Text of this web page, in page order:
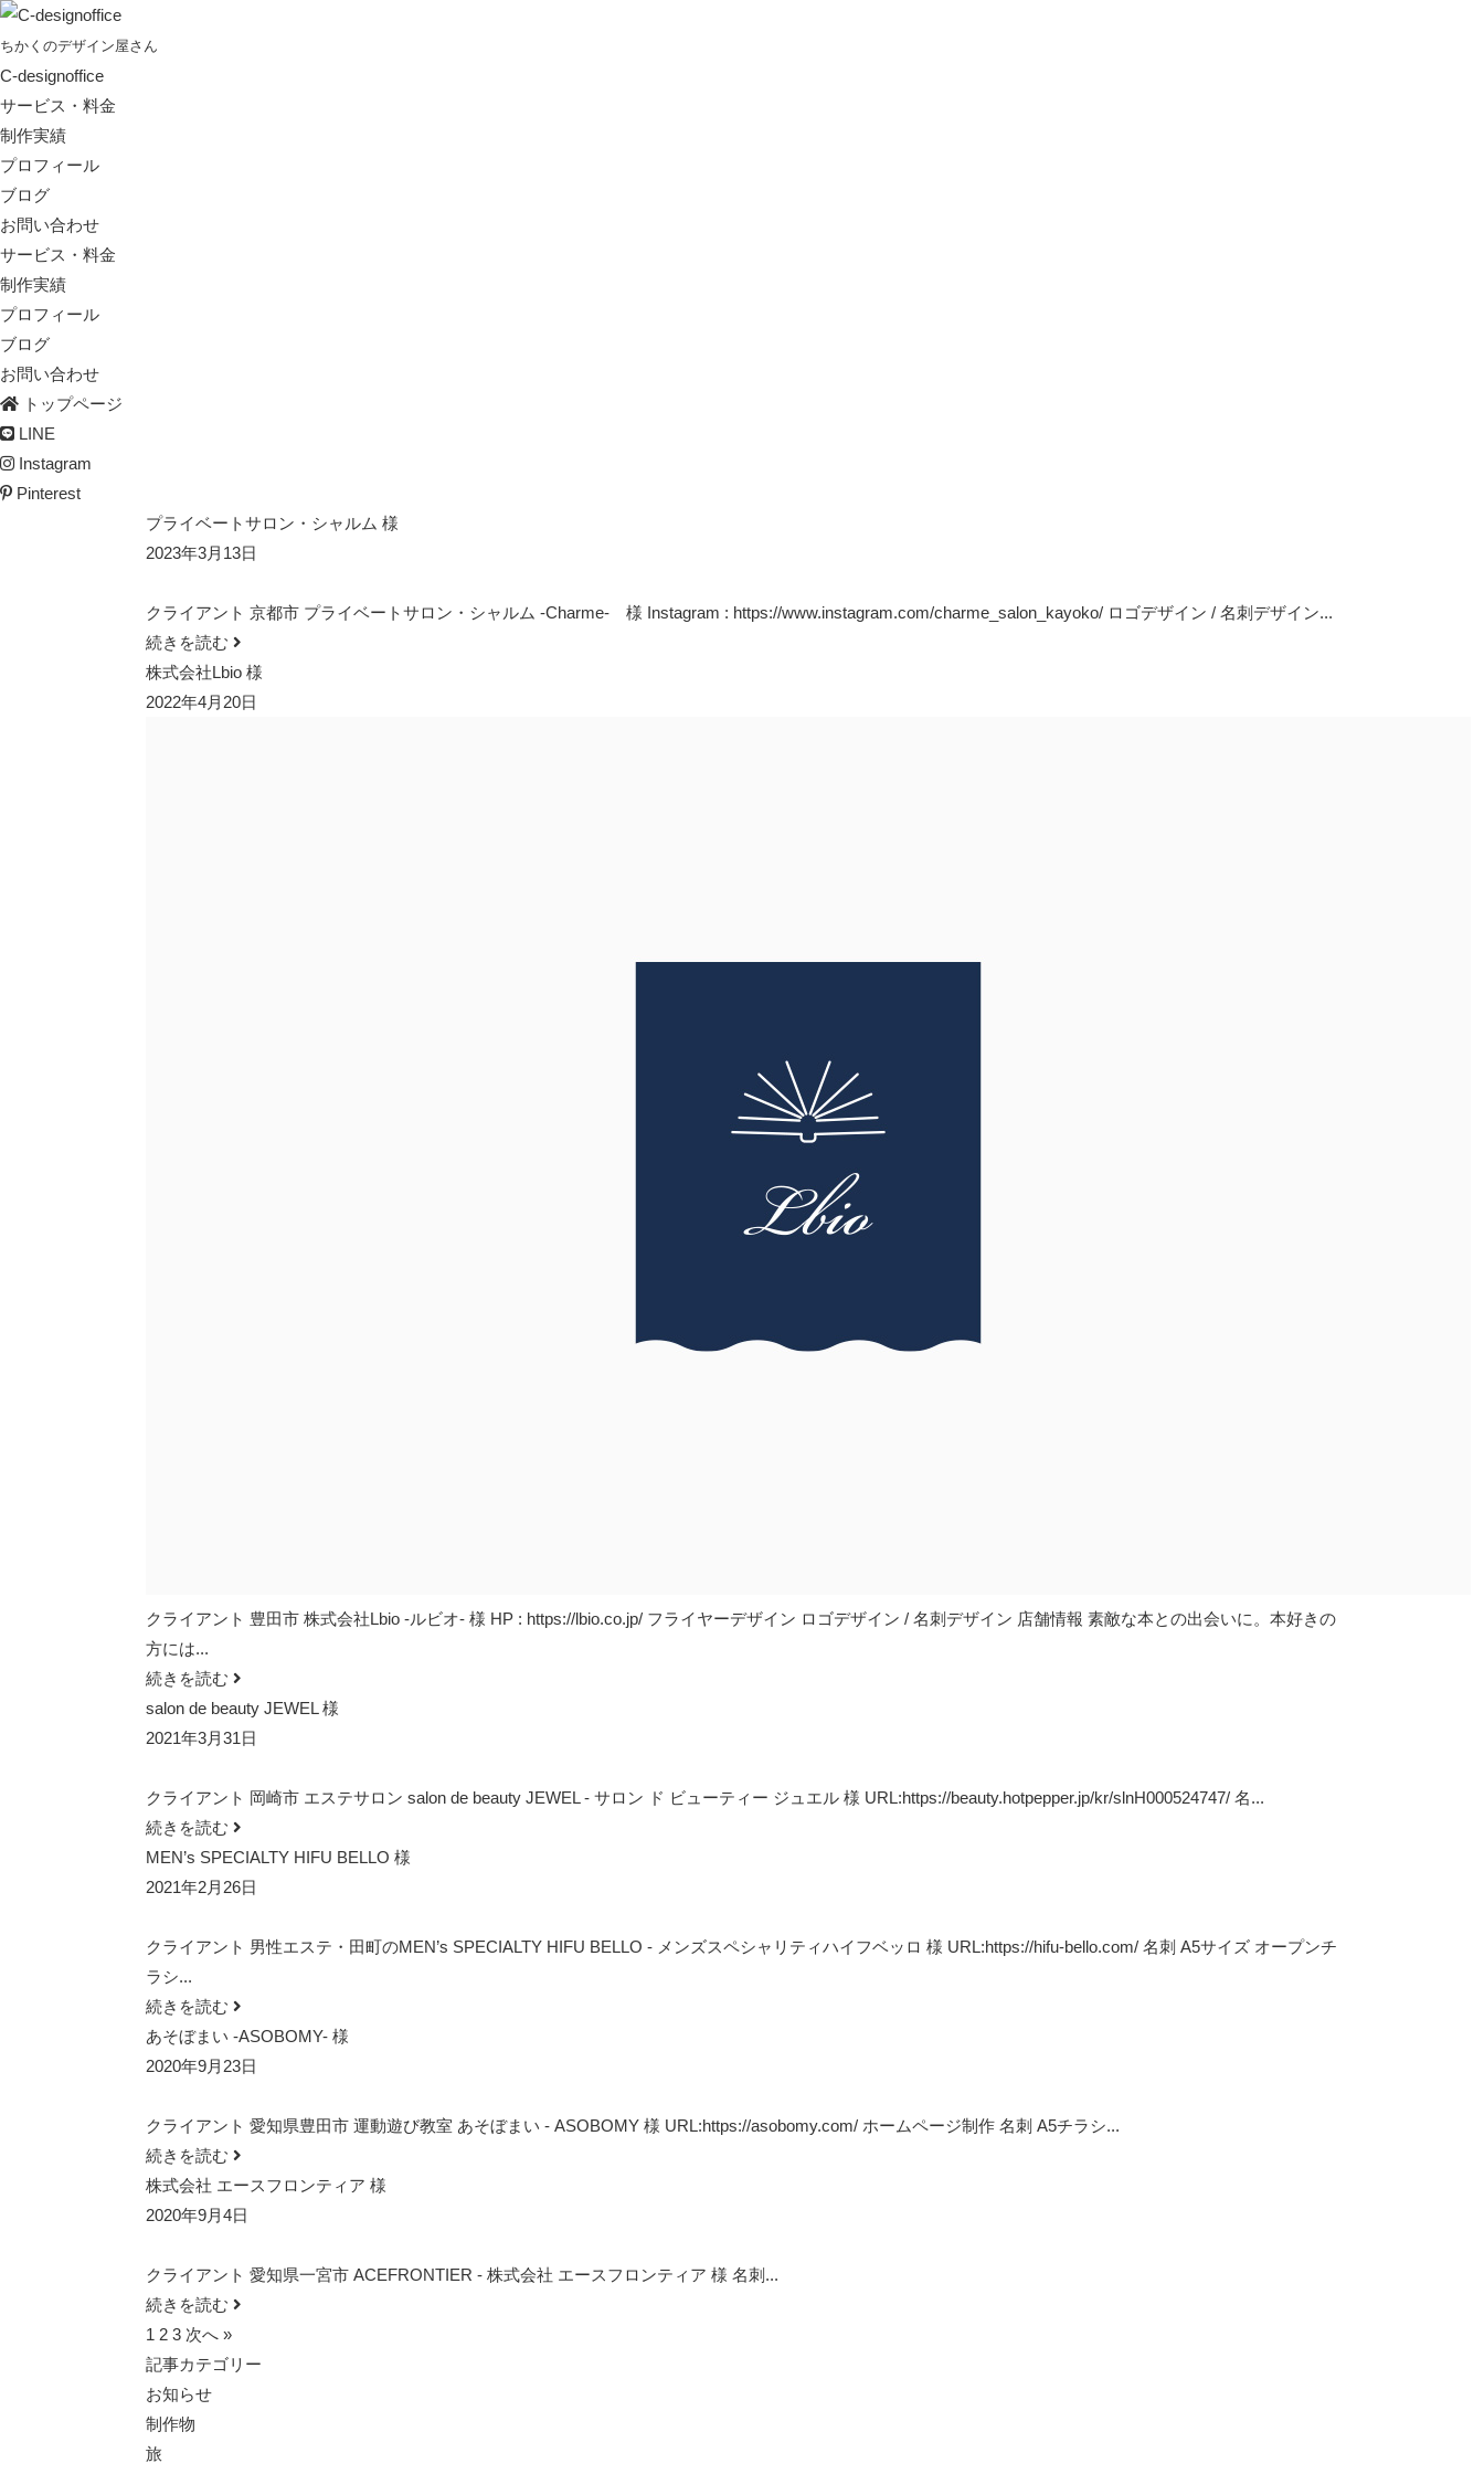
ちかくのデザイン屋さん
C-designoffice
サービス・料金
制作実績
プロフィール
ブログ
お問い合わせ
サービス・料金
制作実績
プロフィール
ブログ
お問い合わせ
トップページ
LINE
Instagram
Pinterest
プライベートサロン・シャルム 様
2023年3月13日
クライアント 京都市 プライベートサロン・シャルム -Charme- 様 Instagram : https://www.instagram.com/charme_salon_kayoko/ ロゴデザイン / 名刺デザイン...
続きを読む
株式会社Lbio 様
2022年4月20日
クライアント 豊田市 株式会社Lbio -ルビオ- 様 HP : https://lbio.co.jp/ フライヤーデザイン ロゴデザイン / 名刺デザイン 店舗情報 素敵な本との出会いに。本好きの
方には...
続きを読む
salon de beauty JEWEL 様
2021年3月31日
クライアント 岡崎市 エステサロン salon de beauty JEWEL - サロン ド ビューティー ジュエル 様 URL:https://beauty.hotpepper.jp/kr/slnH000524747/ 名...
続きを読む
MEN’s SPECIALTY HIFU BELLO 様
2021年2月26日
クライアント 男性エステ・田町のMEN’s SPECIALTY HIFU BELLO - メンズスペシャリティハイフベッロ 様 URL:https://hifu-bello.com/ 名刺 A5サイズ オープンチ
ラシ...
続きを読む
あそぼまい -ASOBOMY- 様
2020年9月23日
クライアント 愛知県豊田市 運動遊び教室 あそぼまい - ASOBOMY 様 URL:https://asobomy.com/ ホームページ制作 名刺 A5チラシ...
続きを読む
株式会社 エースフロンティア 様
2020年9月4日
クライアント 愛知県一宮市 ACEFRONTIER - 株式会社 エースフロンティア 様 名刺...
続きを読む
1 2 3 次へ »
記事カテゴリー
お知らせ
制作物
旅